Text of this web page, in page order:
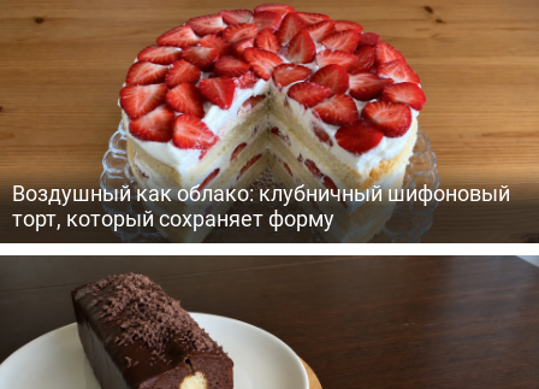
Воздушный как облако: клубничный шифоновый
торт, который сохраняет форму